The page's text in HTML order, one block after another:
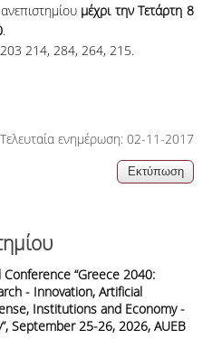
μέχρι την Τετάρτη 8
.
214, 284, 264, 215.
Τελευταία ενημέρωση: 02-11-2017
“Greece 2040:
- Innovation, Artificial
Institutions and Economy -
September 25-26, 2026, AUEB